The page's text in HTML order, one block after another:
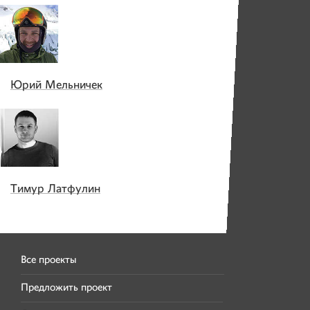
Юрий Мельничек
Тимур Латфулин
Все проекты
Предложить проект